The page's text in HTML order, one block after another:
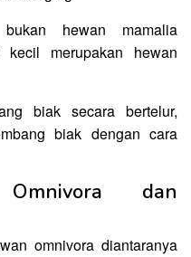
hewan mamalia
kecil merupakan hewan
biak secara bertelur,
biak dengan cara
dan
omnivora diantaranya